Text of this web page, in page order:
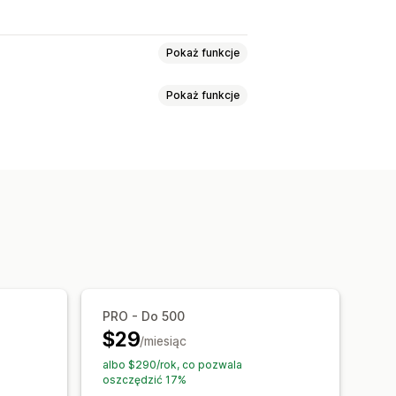
Pokaż funkcje
Pokaż funkcje
Niestandardowy CSS
Niestandardowe filtry
PRO - Do 500
$29/miesiąc
albo $290/rok, co pozwala
oszczędzić 17%